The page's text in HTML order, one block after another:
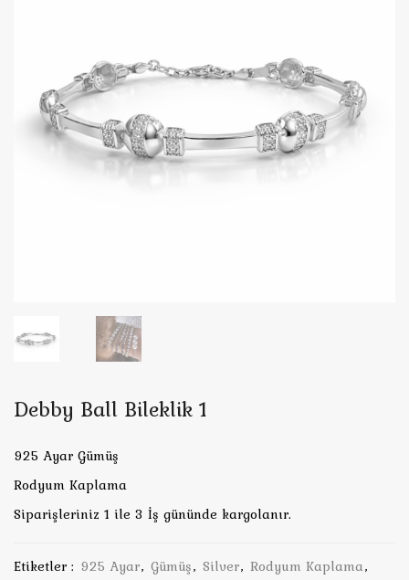
Debby Ball Bileklik 1
925 Ayar Gümüş
Rodyum Kaplama
Siparişleriniz 1 ile 3 İş gününde kargolanır.
Etiketler : 925 Ayar, Gümüş, Silver, Rodyum Kaplama,